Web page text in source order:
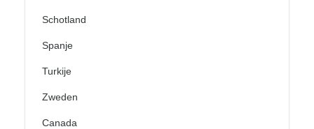
Schotland
Spanje
Turkije
Zweden
Canada